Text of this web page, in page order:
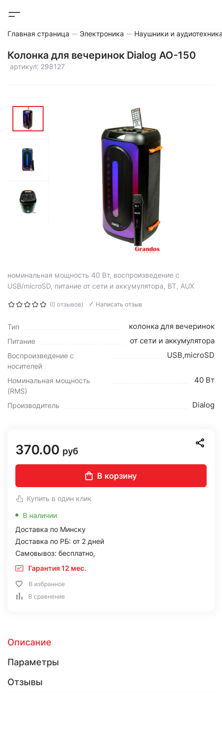
Главная страница Электроника Наушники и
Колонка для вечеринок Dialog AO-150
артикул: 298127
номинальная мощность 40 Вт, воспроизведение с
USB/microSD, питание от сети и аккумулятора, BT, AUX
(0 отзывов) Написать отзыв
Тип колонка для вечеринок
Питание от сети и аккумулятора
Воспроизведение с
носителей
USB,microSD
Номинальная мощность
(RMS)
40 Вт
Производитель Dialog
370.00 руб
В корзину
Купить в один клик
В наличии
Доставка по Минску
Доставка по РБ: от 2 дней
Самовывоз: бесплатно,
Гарантия 12 мес.
В избранное
В сравнение
Описание
Параметры
Отзывы